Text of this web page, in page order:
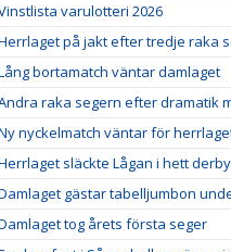
varulotteri 2026
på jakt efter tredje raka
bortamatch väntar damlaget
raka segern efter dramatik
nyckelmatch väntar för
släckte Lågan i hett derby
gästar tabelljumbon
tog årets första seger